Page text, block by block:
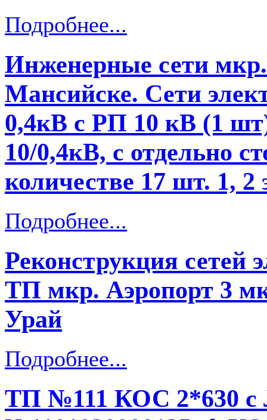
Подробнее...
Инженерные сети
Мансийске. Сети
0,4кВ с РП 10 кВ (1
10/0,4кВ, с отдельно
количестве 17 шт. 1, 2
Подробнее...
Реконструкция сетей
ТП мкр. Аэропорт 3
Урай
Подробнее...
ТП №111 КОС 2*630